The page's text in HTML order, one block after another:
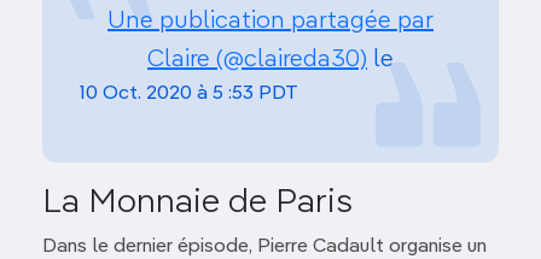
Une publication partagée par
Claire (@claireda30) le
10 Oct. 2020 à 5 :53 PDT
La Monnaie de Paris
Dans le dernier épisode, Pierre Cadault organise un